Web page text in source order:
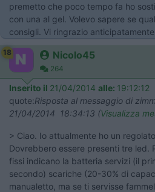
premetto che poco tempo fa ho
con una al gel. Volevo sapere se
consigli. Vi ringrazio anticipatamente
18 Nicolo45
264
Inserito il 21/04/2014 alle: 19:12:12
quote:Risposta al messaggio di
21/04/2014 18:34:13 (Visualizza
> Ciao. Io attualmente ho un
Dovrebbero essere presenti tre led.
fissi indicano la batteria servizi (il
secondo) scariche (20-30% di
manualetto, ma se ti servisse